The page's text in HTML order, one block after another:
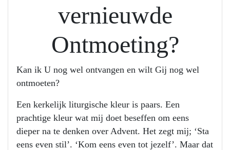
vernieuwde
Ontmoeting?
Kan ik U nog wel ontvangen en wilt Gij nog wel
ontmoeten?
Een kerkelijk liturgische kleur is paars. Een
prachtige kleur wat mij doet beseffen om eens
dieper na te denken over Advent. Het zegt mij; ‘Sta
eens even stil’. ‘Kom eens even tot jezelf’. Maar dat